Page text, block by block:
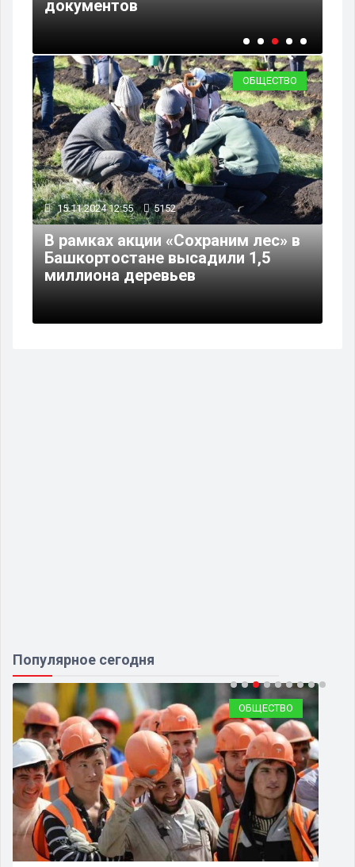
документов
ОБЩЕСТВО
15.11.2024 12:55 5152
В рамках акции «Сохраним лес» в
Башкортостане высадили 1,5
миллиона деревьев
Популярное сегодня
ОБЩЕСТВО